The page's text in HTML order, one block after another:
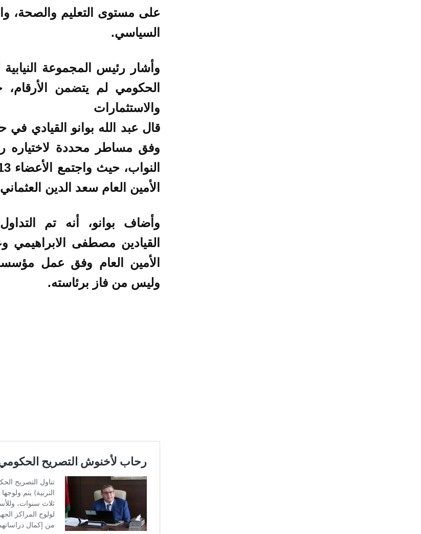
على مستوى التعليم والصحة،
السياسي.
وأشار رئيس المجموعة
الحكومي لم يتضمن الأرقام،
والاستثمارات
قال عبد الله بوانو القيادي
وفق مساطر محددة لاختياره
الأمين العام سعد الدين
وأضاف بوانو، أنه تم
القيادين مصطفى الابراهيمي
الأمين العام وفق عمل
وليس من فاز برئاسته.